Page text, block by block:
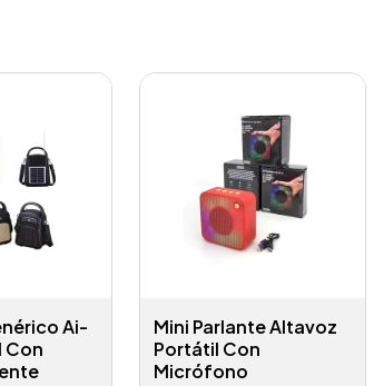
Ai-
Con
Mini Parlante Altavoz
Portátil Con
Micrófono